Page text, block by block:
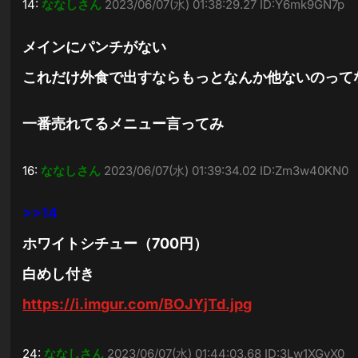
14: ななしさん 2023/06/07(水) 01:38:29.27 ID:Y6mk9GN7p
メインにパンチがない
これだけ外食で出すならもっとなんか他ないのって
一番売れてるメニュー言ってみ
16: ななしさん 2023/06/07(水) 01:39:34.02 ID:Zm3w40KN0
>>14
ホワイトシチュー（700円）
白めし付き
https://i.imgur.com/BOJYjTd.jpg
24: ななしさん 2023/06/07(水) 01:44:03.68 ID:3Lw1XGvX0